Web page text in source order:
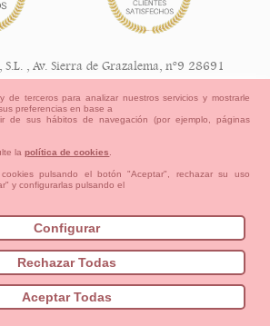
Niña Niño
Mamas & Papas
OUTLET-ULTIMAS TALLAS
Información Legal
de devoluciones y reembolsos
Aviso Legal Aviso Cookies
cuenta OKAA.
Mapa del sitio
S.L. ,Av. Sierra de Grazalema, nº9 28691
+34 91 113 89 09
de terceros para analizar nuestros servicios y mostrarle
preferencias en base a
de sus hábitos de navegación (por ejemplo, páginas
lapolítica de cookies
pulsando el botón "Aceptar", rechazar su uso
y configurarlas pulsando el
Configurar
Rechazar Todas
Aceptar Todas